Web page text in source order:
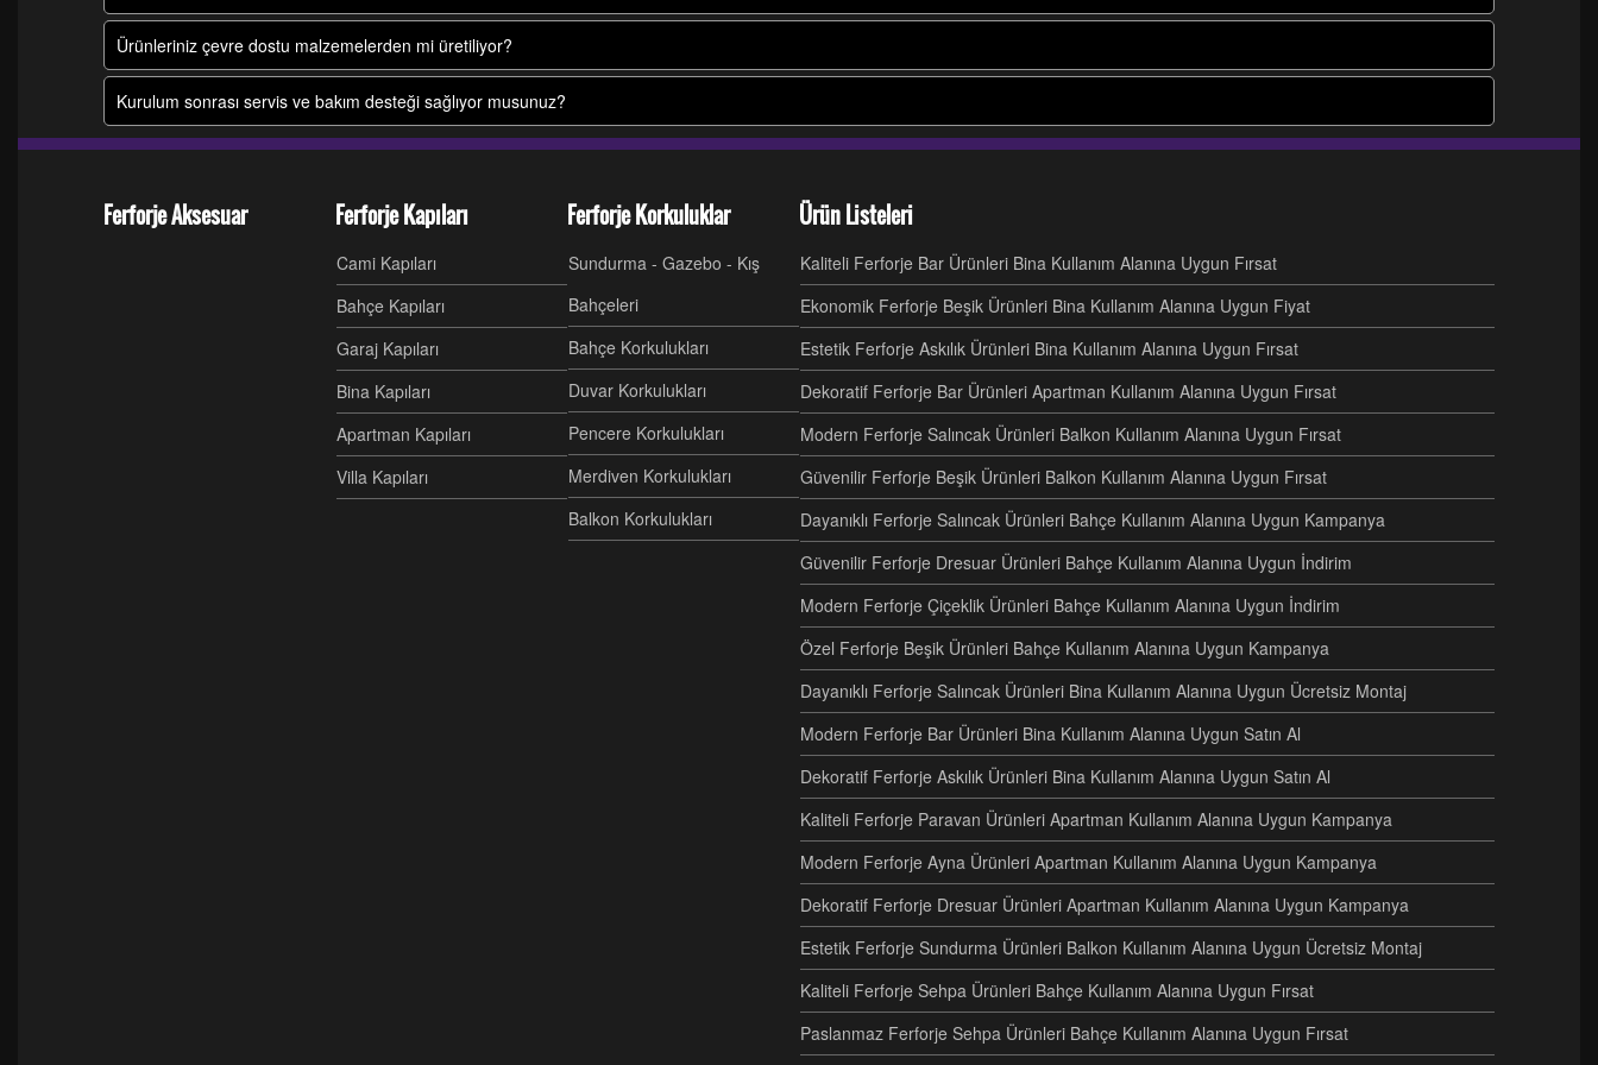
Ürünleriniz çevre dostu malzemelerden mi üretiliyor?
Kurulum sonrası servis ve bakım desteği sağlıyor musunuz?
Ferforje Aksesuar Ferforje Kapıları
Cami Kapıları
Bahçe Kapıları
Garaj Kapıları
Bina Kapıları
Apartman Kapıları
Villa Kapıları
Ferforje Korkuluklar
Sundurma - Gazebo - Kış
Bahçeleri
Bahçe Korkulukları
Duvar Korkulukları
Pencere Korkulukları
Merdiven Korkulukları
Balkon Korkulukları
Ürün Listeleri
Kaliteli Ferforje Bar Ürünleri Bina Kullanım Alanına Uygun Fırsat
Ekonomik Ferforje Beşik Ürünleri Bina Kullanım Alanına Uygun Fiyat
Estetik Ferforje Askılık Ürünleri Bina Kullanım Alanına Uygun Fırsat
Dekoratif Ferforje Bar Ürünleri Apartman Kullanım Alanına Uygun Fırsat
Modern Ferforje Salıncak Ürünleri Balkon Kullanım Alanına Uygun Fırsat
Güvenilir Ferforje Beşik Ürünleri Balkon Kullanım Alanına Uygun Fırsat
Dayanıklı Ferforje Salıncak Ürünleri Bahçe Kullanım Alanına Uygun Kampanya
Güvenilir Ferforje Dresuar Ürünleri Bahçe Kullanım Alanına Uygun İndirim
Modern Ferforje Çiçeklik Ürünleri Bahçe Kullanım Alanına Uygun İndirim
Özel Ferforje Beşik Ürünleri Bahçe Kullanım Alanına Uygun Kampanya
Dayanıklı Ferforje Salıncak Ürünleri Bina Kullanım Alanına Uygun Ücretsiz Montaj
Modern Ferforje Bar Ürünleri Bina Kullanım Alanına Uygun Satın Al
Dekoratif Ferforje Askılık Ürünleri Bina Kullanım Alanına Uygun Satın Al
Kaliteli Ferforje Paravan Ürünleri Apartman Kullanım Alanına Uygun Kampanya
Modern Ferforje Ayna Ürünleri Apartman Kullanım Alanına Uygun Kampanya
Dekoratif Ferforje Dresuar Ürünleri Apartman Kullanım Alanına Uygun Kampanya
Estetik Ferforje Sundurma Ürünleri Balkon Kullanım Alanına Uygun Ücretsiz Montaj
Kaliteli Ferforje Sehpa Ürünleri Bahçe Kullanım Alanına Uygun Fırsat
Paslanmaz Ferforje Sehpa Ürünleri Bahçe Kullanım Alanına Uygun Fırsat